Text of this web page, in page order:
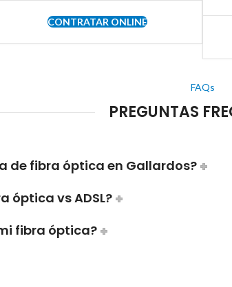
CONTRATAR ONLINE
FAQs
PREGUNTAS
de fibra óptica en Gallardos?
óptica vs ADSL?
fibra óptica?